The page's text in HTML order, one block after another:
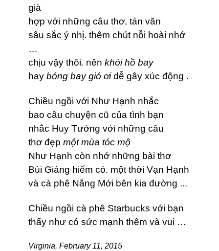
già
hợp với những câu thơ, tản văn
sâu sắc ý nhị. thêm chút nỗi hoài nhớ
…
chịu vậy thôi. nên khói hồ bay
hay bóng bay gió ơidễ gây xúc động .
Chiều ngồi với Như Hạnh nhắc
bao câu chuyện cũ của tình bạn
nhắc Huy Tưởng với những câu
thơ đẹp một mùa tóc mộ
Như Hạnh còn nhớ những bài thơ
Bùi Giáng hiếm có. một thời Vạn Hạnh
và cà phê Nắng Mới bên kia đường ...
Chiều ngồi cà phê Starbucks với bạn
thấy như có sức mạnh thêm và vui …
Virginia, February 11, 2015